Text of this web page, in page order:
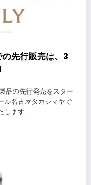
先行販売は、3
品の先行発売をスター
ル名古屋タカシマヤで
ます。